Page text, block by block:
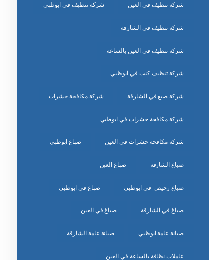
شركة تنظيف في العين شركة تنظيف في ابوظبي
شركة تنظيف في الشارقة
شركة تنظيف في العين بالساعه
شركة تنظيف كنب في ابوظبي
شركة صبغ في الشارقة شركة مكافحة حشرات
شركة مكافحة حشرات في ابوظبي
شركة مكافحة حشرات في العين صباغ ابوظبي
صباغ الشارقة صباغ العين
صباغ رخيص في ابوظبي صباغ في ابوظبي
صباغ في الشارقة صباغ في العين
صيانة عامة ابوظبي صيانة عامة الشارقة
عاملات نظافة بالساعة في العين